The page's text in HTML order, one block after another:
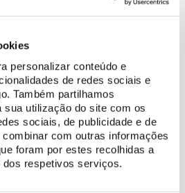
personalizar conteúdo e
de redes sociais e
Também partilhamos
sua utilização do site com os
sociais, de publicidade e de
com outras informações
foram por estes recolhidas a
respetivos serviços.
Parc et Palais National de Pena, le
le Château des Maures, les Parc et
des Capucins, vous devrez
et restrictions de circulation
Volta do Duche, entre8h00 et 11h00;
route d’accès au palais national de
da Pena, entre9h00 et 11h00 ;